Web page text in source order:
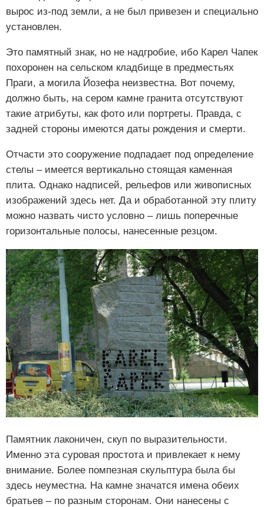
вырос из-под земли, а не был привезен и специально
установлен.
Это памятный знак, но не надгробие, ибо Карел Чапек
похоронен на сельском кладбище в предместьях
Праги, а могила Йозефа неизвестна. Вот почему,
должно быть, на сером камне гранита отсутствуют
такие атрибуты, как фото или портреты. Правда, с
задней стороны имеются даты рождения и смерти.
Отчасти это сооружение подпадает под определение
стелы – имеется вертикально стоящая каменная
плита. Однако надписей, рельефов или живописных
изображений здесь нет. Да и обработанной эту плиту
можно назвать чисто условно – лишь поперечные
горизонтальные полосы, нанесенные резцом.
Памятник лаконичен, скуп по выразительности.
Именно эта суровая простота и привлекает к нему
внимание. Более помпезная скульптура была бы
здесь неуместна. На камне значатся имена обеих
братьев – по разным сторонам. Они нанесены с